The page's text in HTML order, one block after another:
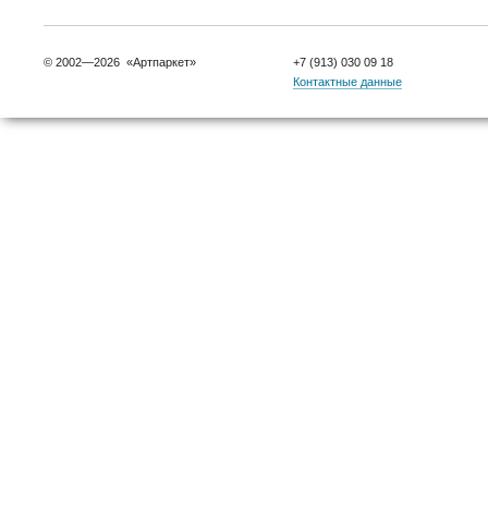
© 2002—2026 «Артпаркет»
+7 (913) 030 09 18
Контактные данные